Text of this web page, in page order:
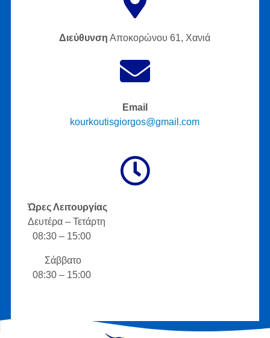
Διεύθυνση Αποκορώνου 61, Χανιά
Email
kourkoutisgiorgos@gmail.com
Ώρες Λειτουργίας
Δευτέρα – Τετάρτη
08:30 – 15:00
Σάββατο
08:30 – 15:00